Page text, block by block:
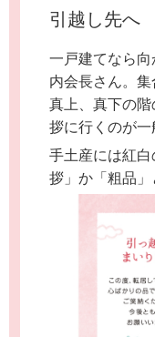
引越し先へ
一戸建てなら
内会長さん。
真上、真下の
拶に行くのが一
手土産には紅
拶」か「粗品」